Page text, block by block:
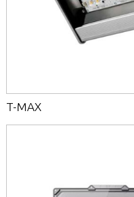
T-MAX